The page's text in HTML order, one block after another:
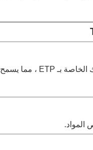
تتميز TFS بخصائص التصاق الطلاء الممتازة التي تفوق بكثير تلك الخاصة بـ ETP ، مما يسمح
المواد.